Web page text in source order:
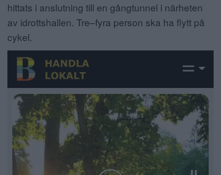
hittats i anslutning till en gångtunnel i närheten
av idrottshallen. Tre–fyra person ska ha flytt på
cykel.